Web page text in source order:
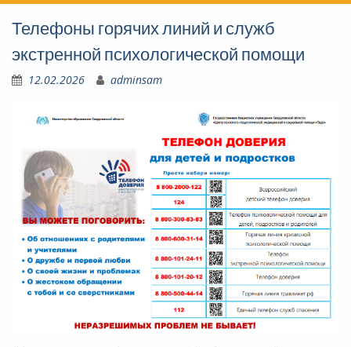
Телефоны горячих линий и служб
экстренной психологической помощи
12.02.2026 adminsam